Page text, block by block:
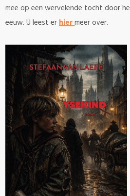
mee op een wervelende tocht door
eeuw. U leest erhiermeer over.